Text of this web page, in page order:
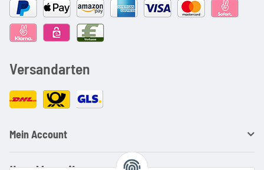
Versandarten
Mein Account